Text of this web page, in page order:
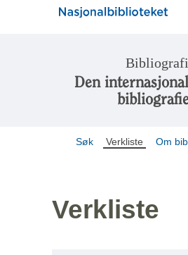
Bibliografi
Den
Søk Verkliste Om
Verkliste